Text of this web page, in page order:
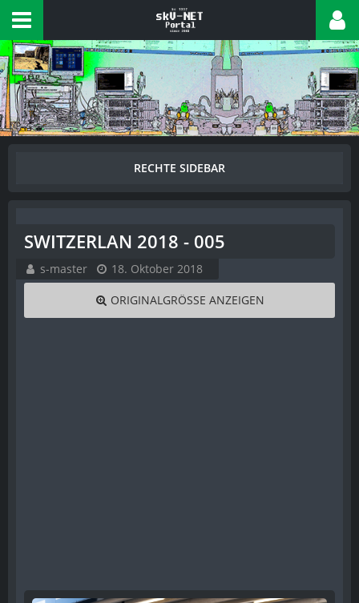
SWITZERLAN 2018 - 005
s-master 18. Oktober 2018
ORIGINALGRÖSSE ANZEIGEN